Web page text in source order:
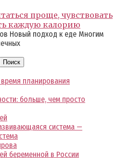
проще, чувствовать
каждую калорию
Новый подход к еде Многим
Поиск
планирования
больше, чем просто
система —
беременной в России